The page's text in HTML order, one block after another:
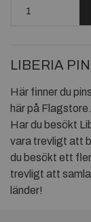
LIBERIA
Här finner du
här på
Har du besökt
vara trevligt att
du besökt ett
trevligt att
länder!